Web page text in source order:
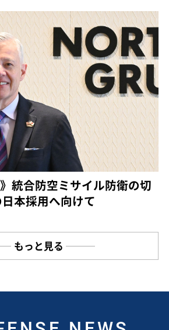
統合防空ミサイル防衛の切
本採用へ向けて
もっと見る